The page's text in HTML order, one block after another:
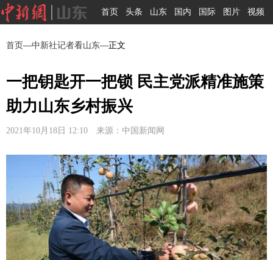
首页 头条 山东 国内 国际 图片 视频
首页—中新社记者看山东—正文
一把钥匙开一把锁 民主党派精准施策
助力山东乡村振兴
2021年10月18日 12:10 来源：中国新闻网